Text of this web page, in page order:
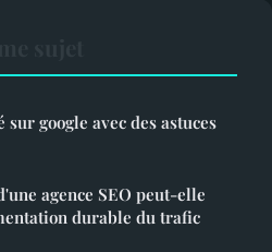
google avec des astuces
agence SEO peut-elle
durable du trafic